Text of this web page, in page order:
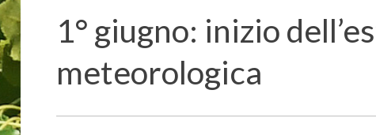
1° giugno: inizio
meteorologica